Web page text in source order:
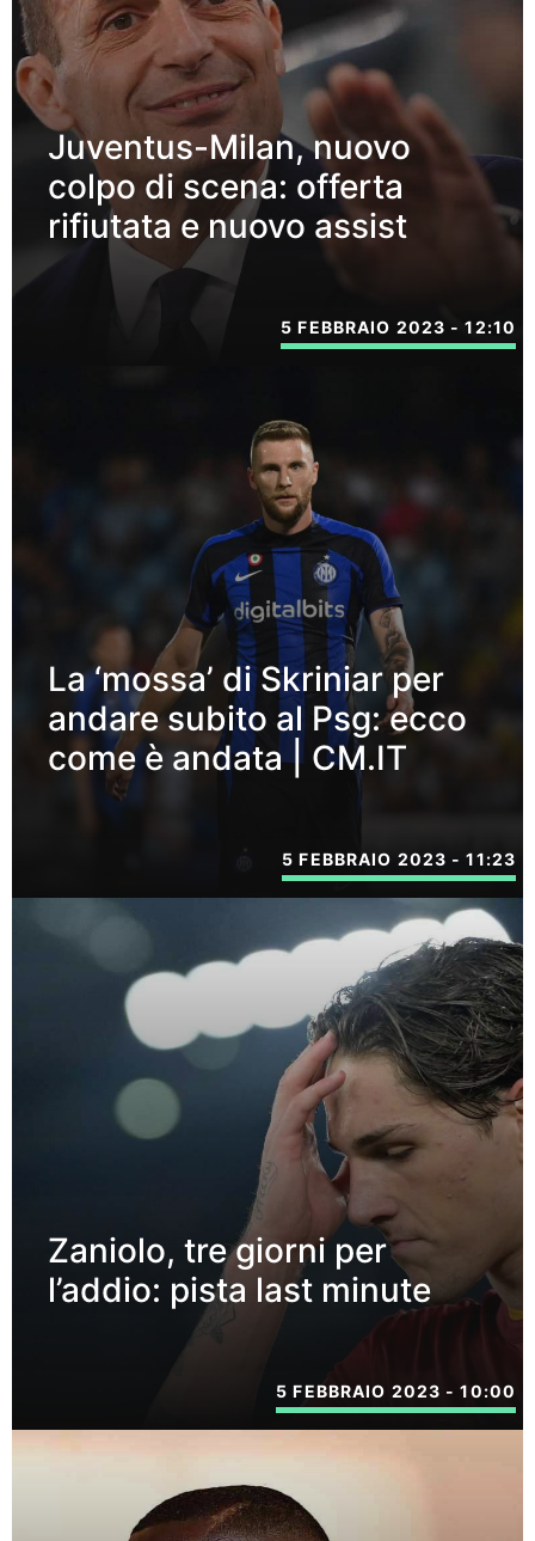
Juventus-Milan, nuovo
colpo di scena: offerta
rifiutata e nuovo assist
5 FEBBRAIO 2023 - 12:10
La ‘mossa’ di Skriniar per
andare subito al Psg: ecco
come è andata | CM.IT
5 FEBBRAIO 2023 - 11:23
Zaniolo, tre giorni per
l’addio: pista last minute
5 FEBBRAIO 2023 - 10:00